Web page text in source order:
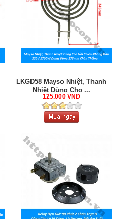
LKGD58 Mayso Nhiệt, Thanh
Nhiệt Dùng Cho ...
125.000 VNĐ